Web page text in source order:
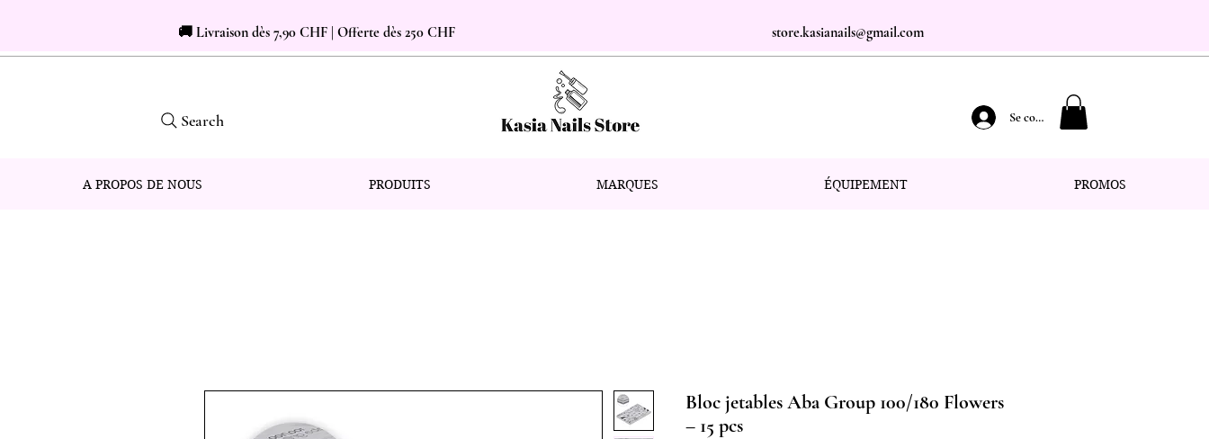
🚚 Livraison dès 7,90 CHF | Offerte dès 250 CHF store.kasianails@gmail.com
Search Se connecter
A PROPOS DE NOUS PRODUITS MARQUES ÉQUIPEMENT PROMOS
Bloc jetables Aba Group 100/180 Flowers
– 15 pcs